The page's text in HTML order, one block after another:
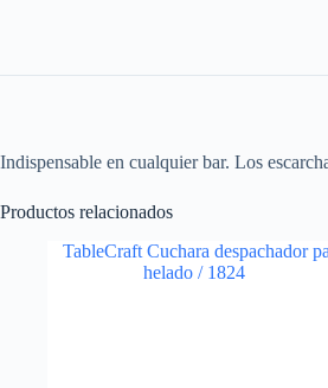
Indispensable en cualquier bar. Los
Productos relacionados